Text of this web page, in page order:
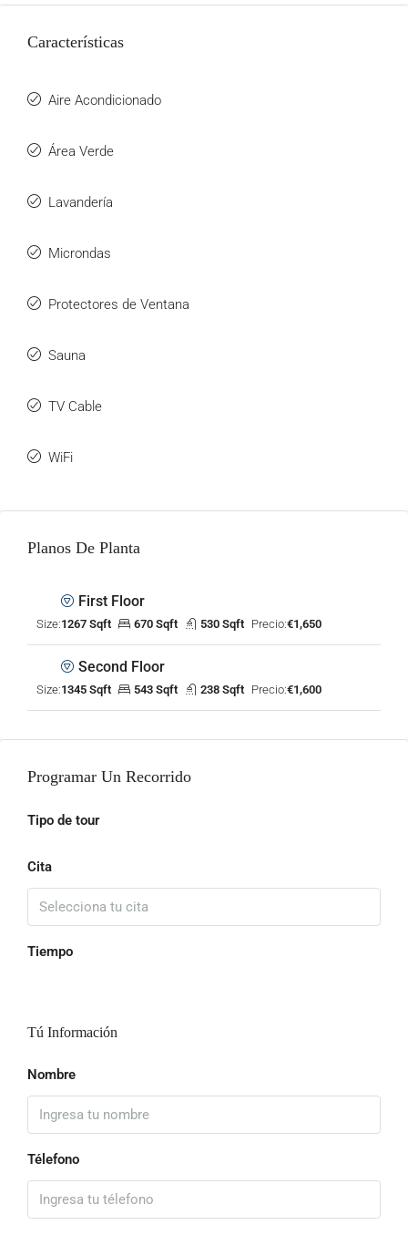
Características
Aire Acondicionado
Área Verde
Lavandería
Microndas
Protectores de Ventana
Sauna
TV Cable
WiFi
Planos De Planta
First Floor
Size:1267 Sqft 670 Sqft 530 Sqft Precio:€1,650
Second Floor
Size:1345 Sqft 543 Sqft 238 Sqft Precio:€1,600
Programar Un Recorrido
Tipo de tour
Cita
Tiempo
Tú Información
Nombre
Télefono